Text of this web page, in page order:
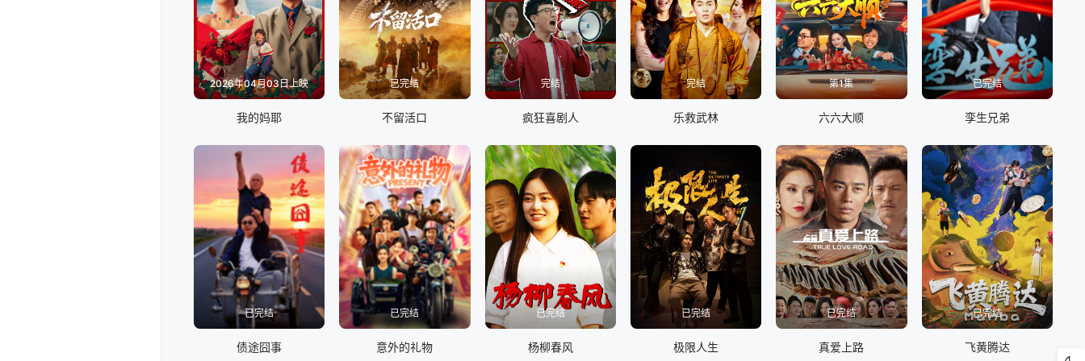
2026年04月03日上映
我的妈耶
已完结
不留活口
完结
疯狂喜剧人
完结
乐救武林
第1集
六六大顺
已完结
孪生兄弟
已完结
债途囧事
已完结
意外的礼物
已完结
杨柳春风
已完结
极限人生
已完结
真爱上路
已完结
飞黄腾达